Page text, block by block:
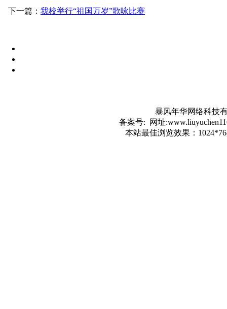
下一篇： 我校举行“祖国万岁”歌咏比赛
暴风年华网络科技
备案号: 网址
本站最佳浏览效果：